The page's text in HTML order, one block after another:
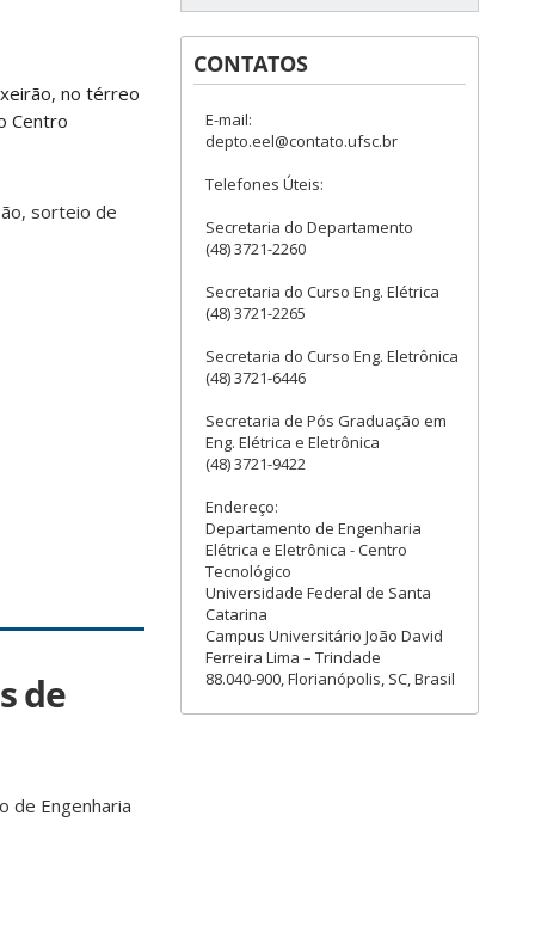
no térreo
Centro
sorteio de
de
de Engenharia
CONTATOS
E-mail:
depto.eel@contato.ufsc.br
Telefones Úteis:
Secretaria do Departamento
(48) 3721-2260
Secretaria do Curso Eng. Elétrica
(48) 3721-2265
Secretaria do Curso Eng. Eletrônica
(48) 3721-6446
Secretaria de Pós Graduação em
Eng. Elétrica e Eletrônica
(48) 3721-9422
Endereço:
Departamento de Engenharia
Elétrica e Eletrônica - Centro
Tecnológico
Universidade Federal de Santa
Catarina
Campus Universitário João David
Ferreira Lima – Trindade
88.040-900, Florianópolis, SC, Brasil